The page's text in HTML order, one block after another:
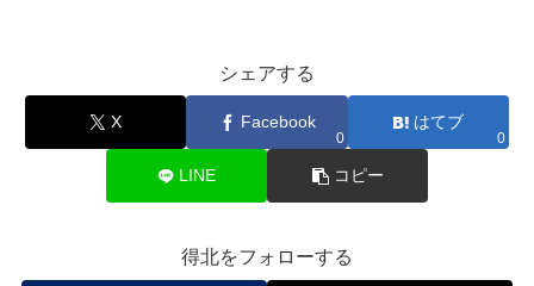
シェアする
X Facebook
0
はてブ
0
LINE コピー
得北をフォローする